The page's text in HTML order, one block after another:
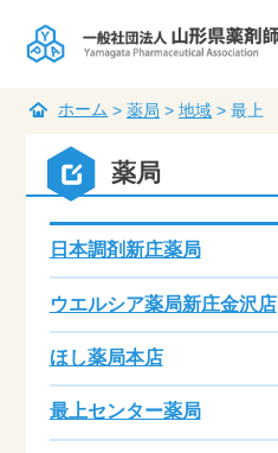
ホーム >薬局 >地域 >最上
薬局
日本調剤新庄薬局
ウエルシア薬局新庄金沢店
ほし薬局本店
最上センター薬局